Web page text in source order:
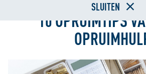
SLUITEN
10 OPRUIMTIPS